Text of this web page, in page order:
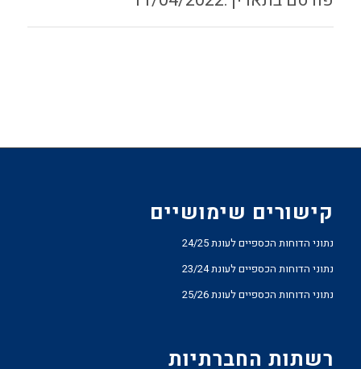
קישורים שימושיים
נתוני הדוחות הכספיים לעונת 24/25
נתוני הדוחות הכספיים לעונת 23/24
נתוני הדוחות הכספיים לעונת 25/26
רשתות החברתיות